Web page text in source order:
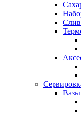
Вазы